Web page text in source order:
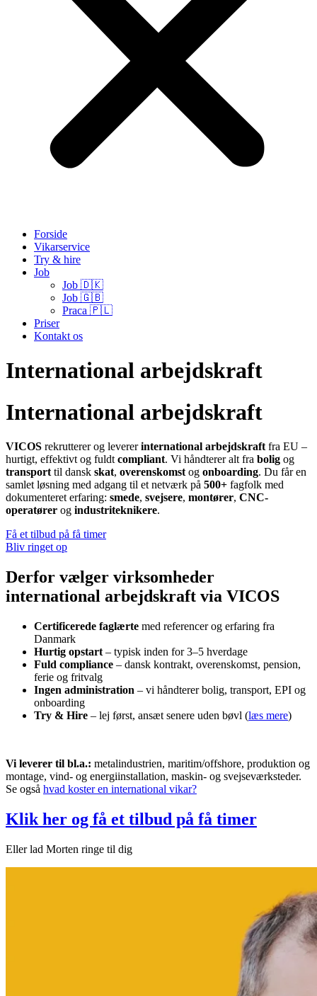
Forside
Vikarservice
Try & hire
Job
Job 🇩🇰
Job 🇬🇧
Praca 🇵🇱
Priser
Kontakt os
International arbejdskraft
International arbejdskraft
VICOS rekrutterer og levererinternational arbejdskraft fra EU –
hurtigt, effektivt og fuldt compliant. Vi håndterer alt fra bolig og
transport til dansk skat, overenskomst og onboarding. Du får en
samlet løsning med adgang til et netværk på 500+ fagfolk med
dokumenteret erfaring: smede, svejsere, montører, CNC-
operatører og industriteknikere.
Få et tilbud på få timer
Bliv ringet op
Derfor vælger virksomheder
international arbejdskraft via VICOS
Certificerede faglærte med referencer og erfaring fra
Danmark
Hurtig opstart – typisk inden for 3–5 hverdage
Fuld compliance – dansk kontrakt, overenskomst, pension,
ferie og fritvalg
Ingen administration – vi håndterer bolig, transport, EPI og
onboarding
Try & Hire – lej først, ansæt senere uden bøvl (læs mere)
Vi leverer til bl.a.: metalindustrien, maritim/offshore, produktion og
montage, vind- og energiinstallation, maskin- og svejseværksteder.
Se også hvad koster en international vikar?
Klik her og få et tilbud på få timer
Eller lad Morten ringe til dig